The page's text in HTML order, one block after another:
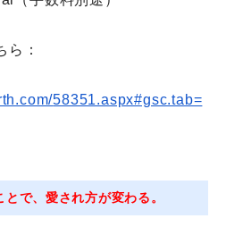
ら：
58351.aspx#gsc.tab=
で、愛され方が変わる。